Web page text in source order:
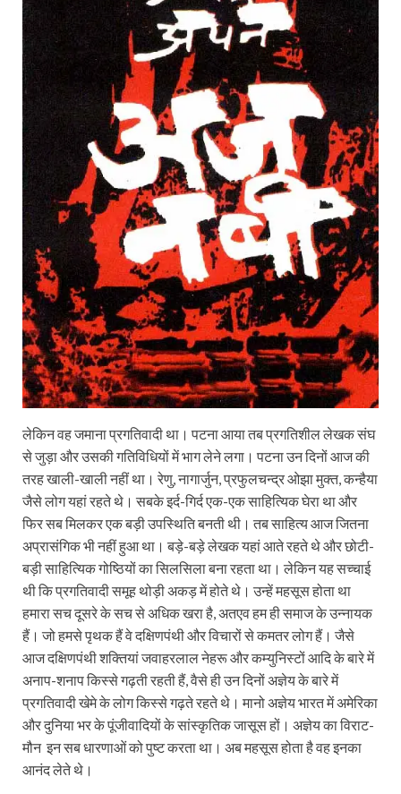
लेकिन वह जमाना प्रगतिवादी था। पटना आया तब प्रगतिशील लेखक संघ
से जुड़ा और उसकी गतिविधियों में भाग लेने लगा। पटना उन दिनों आज की
तरह खाली-खाली नहीं था। रेणु, नागार्जुन, प्रफुलचन्द्र ओझा मुक्त, कन्हैया
जैसे लोग यहां रहते थे। सबके इर्द-गिर्द एक-एक साहित्यिक घेरा था और
फिर सब मिलकर एक बड़ी उपस्थिति बनती थी। तब साहित्य आज जितना
अप्रासंगिक भी नहीं हुआ था। बड़े-बड़े लेखक यहां आते रहते थे और छोटी-
बड़ी साहित्यिक गोष्ठियों का सिलसिला बना रहता था। लेकिन यह सच्चाई
थी कि प्रगतिवादी समूह थोड़ी अकड़ में होते थे। उन्हें महसूस होता था
हमारा सच दूसरे के सच से अधिक खरा है, अतएव हम ही समाज के उन्नायक
हैं। जो हमसे पृथक हैं वे दक्षिणपंथी और विचारों से कमतर लोग हैं। जैसे
आज दक्षिणपंथी शक्तियां जवाहरलाल नेहरू और कम्युनिस्टों आदि के बारे में
अनाप-शनाप किस्से गढ़ती रहती हैं, वैसे ही उन दिनों अज्ञेय के बारे में
प्रगतिवादी खेमे के लोग किस्से गढ़ते रहते थे। मानो अज्ञेय भारत में अमेरिका
और दुनिया भर के पूंजीवादियों के सांस्कृतिक जासूस हों। अज्ञेय का विराट-
मौन इन सब धारणाओं को पुष्ट करता था। अब महसूस होता है वह इनका
आनंद लेते थे।